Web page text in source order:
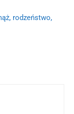
rodzeństwo,